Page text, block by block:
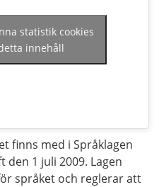
statistik cookies
innehåll
finns med i Språklagen
den 1 juli 2009. Lagen
språket och reglerar att